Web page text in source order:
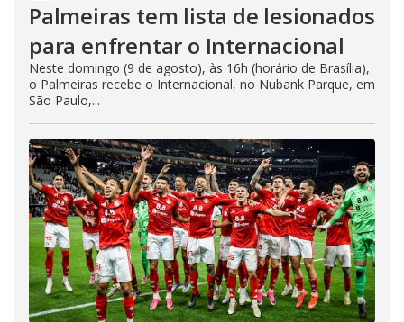
Palmeiras tem lista de lesionados
para enfrentar o Internacional
Neste domingo (9 de agosto), às 16h (horário de Brasília),
o Palmeiras recebe o Internacional, no Nubank Parque, em
São Paulo,...